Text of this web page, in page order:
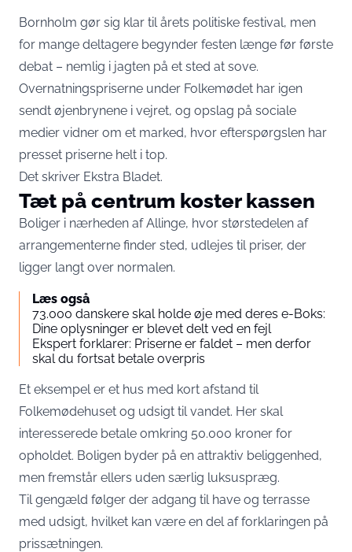
Bornholm gør sig klar til årets politiske festival, men
for mange deltagere begynder festen længe før første
debat – nemlig i jagten på et sted at sove.
Overnatningspriserne under Folkemødet har igen
sendt øjenbrynene i vejret, og opslag på sociale
medier vidner om et marked, hvor efterspørgslen har
presset priserne helt i top.
Det skriver Ekstra Bladet.
Tæt på centrum koster kassen
Boliger i nærheden af Allinge, hvor størstedelen af
arrangementerne finder sted, udlejes til priser, der
ligger langt over normalen.
Læs også
73.000 danskere skal holde øje med deres e-Boks:
Dine oplysninger er blevet delt ved en fejl
Ekspert forklarer: Priserne er faldet – men derfor
skal du fortsat betale overpris
Et eksempel er et hus med kort afstand til
Folkemødehuset og udsigt til vandet. Her skal
interesserede betale omkring 50.000 kroner for
opholdet. Boligen byder på en attraktiv beliggenhed,
men fremstår ellers uden særlig luksuspræg.
Til gengæld følger der adgang til have og terrasse
med udsigt, hvilket kan være en del af forklaringen på
prissætningen.